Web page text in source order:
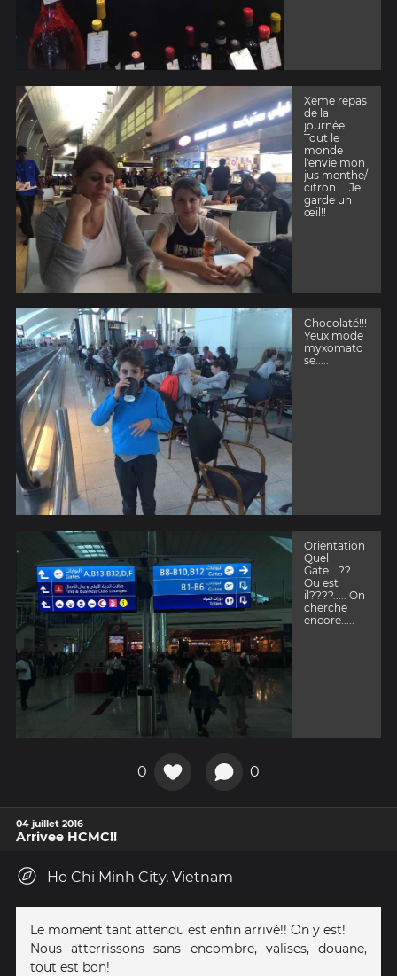
Xeme repas
de la
journée!
Tout le
monde
l'envie mon
jus menthe/
citron ... Je
garde un
œil!!
Chocolaté!!!
Yeux mode
myxomato
se.....
Orientation
Quel
Gate....??
Ou est
il????..... On
cherche
encore.....
0 0
04 juillet 2016
Arrivee HCMC!!
Ho Chi Minh City, Vietnam
Le moment tant attendu est enfin arrivé!! On y est!
Nous atterrissons sans encombre, valises, douane,
tout est bon!